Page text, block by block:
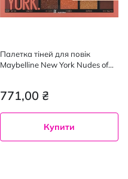
Палетка тіней для повік
Maybelline New York Nudes of
771,00 ₴
Купити